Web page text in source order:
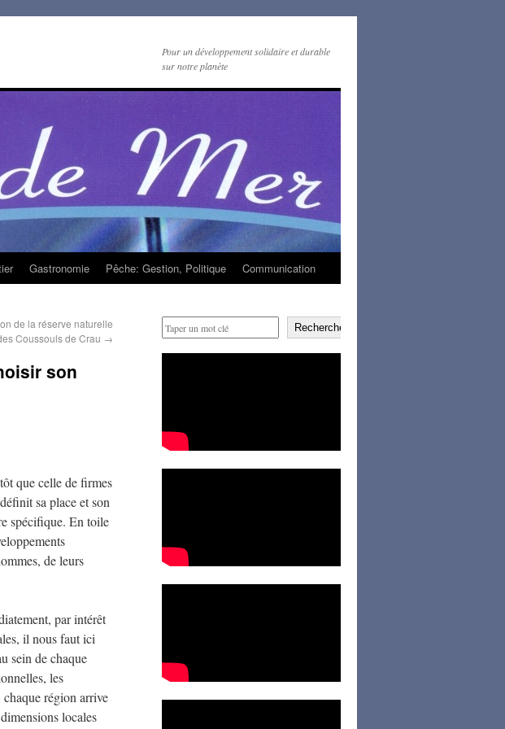
Pour un développement solidaire et durable
sur notre planète
Gastronomie Pêche: Gestion, Politique Communication
de la réserve naturelle
Coussouls de Crau →
son
que celle de firmes
sa place et son
spécifique. En toile
de leurs
par intérêt
il nous faut ici
sein de chaque
les
région arrive
locales
Rechercher